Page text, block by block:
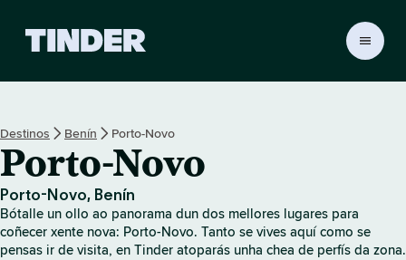
r
H
o
e
Destinos Benín Porto-Novo
Porto-Novo
Porto-Novo, Benín
Bótalle un ollo ao panorama dun dos mellores lugares para
coñecer xente nova: Porto-Novo. Tanto se vives aquí como se
pensas ir de visita, en Tinder atoparás unha chea de perfís da zona.